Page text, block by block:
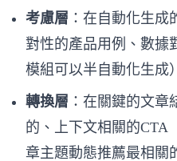
考慮層 ：在自動化生
對性的產品用例、數據
模組可以半自動化生成
轉換層 ：在關鍵的文
的、上下文相關的CTA
章主題動態推薦最相關